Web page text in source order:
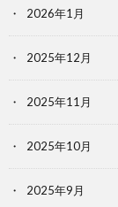
2026年1月
2025年12月
2025年11月
2025年10月
2025年9月